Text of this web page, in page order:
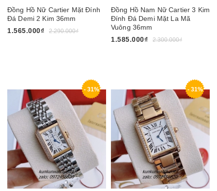
Đồng Hồ Nữ Cartier Mặt Đính
Đá Demi 2 Kim 36mm
1.565.000₫
2.290.000₫
Đồng Hồ Nam Nữ Cartier 3 Kim
Đính Đá Demi Mặt La Mã
Vuông 36mm
1.585.000₫
2.300.000₫
- 31% - 31%